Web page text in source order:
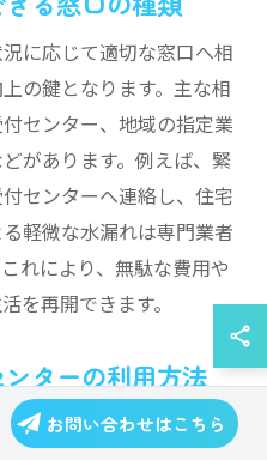
に応じて適切な窓口へ相
の鍵となります。主な相
センター、地域の指定業
があります。例えば、緊
センターへ連絡し、住宅
軽微な水漏れは専門業者
れにより、無駄な費用や
を再開できます。
ターの利用方法
、水漏れ発生時に迅速な
お問い合わせはこちら